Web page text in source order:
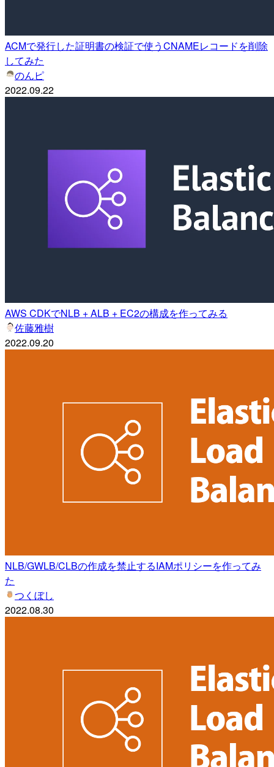
ACMで発行した証明書の検証で使うCNAMEレコードを削除
してみた
のんピ
2022.09.22
AWS CDKでNLB + ALB + EC2の構成を作ってみる
佐藤雅樹
2022.09.20
NLB/GWLB/CLBの作成を禁止するIAMポリシーを作ってみ
た
つくぼし
2022.08.30